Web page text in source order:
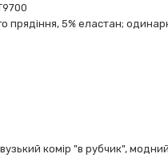
прядіння, 5% еластан;
комір "в рубчик",